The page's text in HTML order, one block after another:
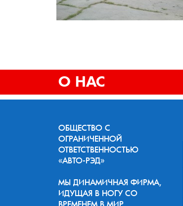
О НАС
ОБЩЕСТВО С
ОГРАНИЧЕННОЙ
ОТВЕТСТВЕННОСТЬЮ
«АВТО-РЭД»
МЫ ДИНАМИЧНАЯ ФИРМА,
ИДУЩАЯ В НОГУ СО